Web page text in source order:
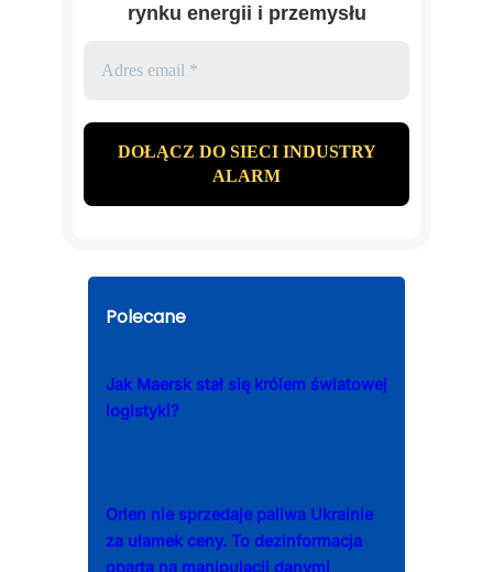
rynku energii i przemysłu
Polecane
Jak Maersk stał się królem światowej
logistyki?
Orlen nie sprzedaje paliwa Ukrainie
za ułamek ceny. To dezinformacja
oparta na manipulacji danymi